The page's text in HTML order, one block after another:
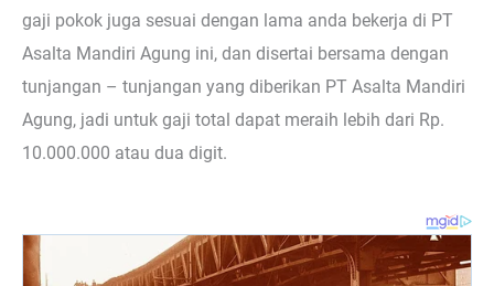
gaji pokok juga sesuai dengan lama anda bekerja di PT
Asalta Mandiri Agung ini, dan disertai bersama dengan
tunjangan – tunjangan yang diberikan PT Asalta Mandiri
Agung, jadi untuk gaji total dapat meraih lebih dari Rp.
10.000.000 atau dua digit.